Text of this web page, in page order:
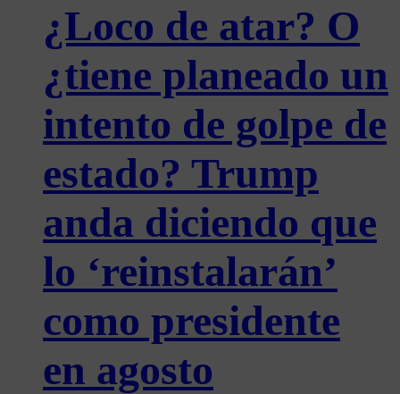
¿Loco de atar? O
¿tiene planeado un
intento de golpe de
estado? Trump
anda diciendo que
lo ‘reinstalarán’
como presidente
en agosto